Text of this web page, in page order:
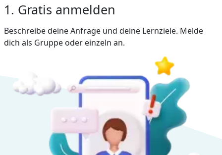
1. Gratis anmelden
Beschreibe deine Anfrage und deine Lernziele. Melde
dich als Gruppe oder einzeln an.